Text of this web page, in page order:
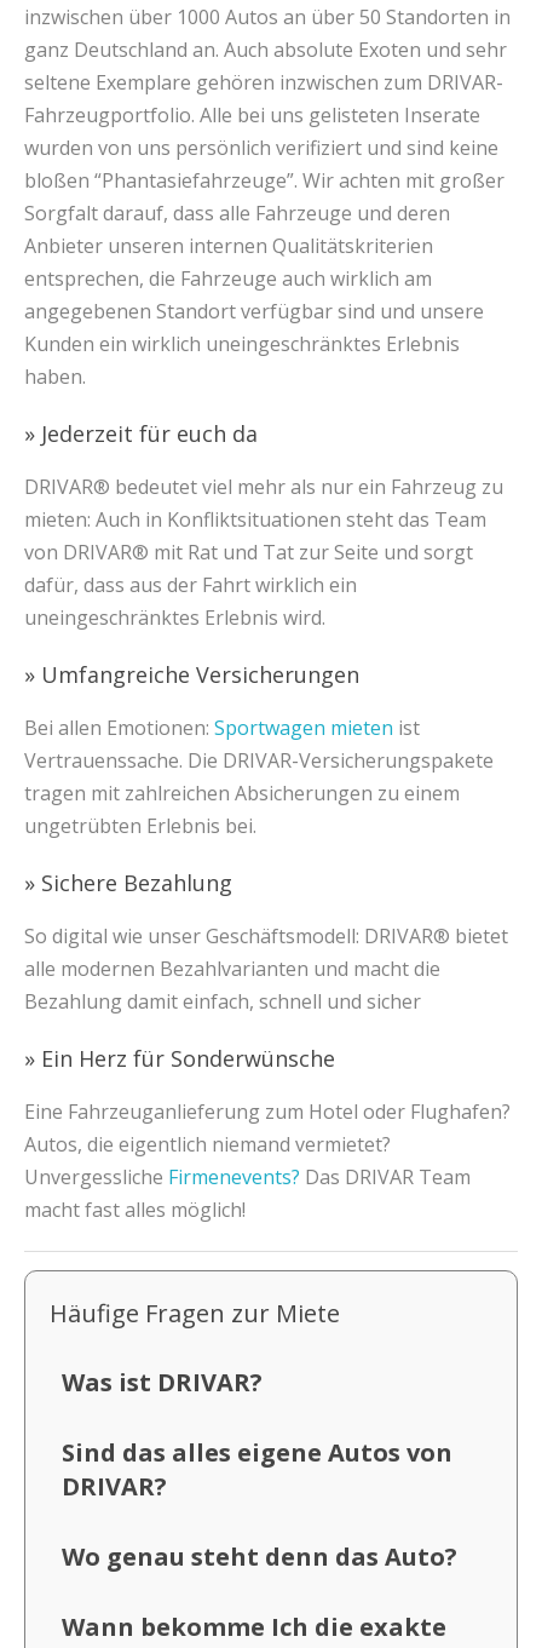
inzwischen über 1000 Autos an über 50 Standorten in
ganz Deutschland an. Auch absolute Exoten und sehr
seltene Exemplare gehören inzwischen zum DRIVAR-
Fahrzeugportfolio. Alle bei uns gelisteten Inserate
wurden von uns persönlich verifiziert und sind keine
bloßen “Phantasiefahrzeuge”. Wir achten mit großer
Sorgfalt darauf, dass alle Fahrzeuge und deren
Anbieter unseren internen Qualitätskriterien
entsprechen, die Fahrzeuge auch wirklich am
angegebenen Standort verfügbar sind und unsere
Kunden ein wirklich uneingeschränktes Erlebnis
haben.
» Jederzeit für euch da
DRIVAR® bedeutet viel mehr als nur ein Fahrzeug zu
mieten: Auch in Konfliktsituationen steht das Team
von DRIVAR® mit Rat und Tat zur Seite und sorgt
dafür, dass aus der Fahrt wirklich ein
uneingeschränktes Erlebnis wird.
» Umfangreiche Versicherungen
Bei allen Emotionen: Sportwagen mieten ist
Vertrauenssache. Die DRIVAR-Versicherungspakete
tragen mit zahlreichen Absicherungen zu einem
ungetrübten Erlebnis bei.
» Sichere Bezahlung
So digital wie unser Geschäftsmodell: DRIVAR® bietet
alle modernen Bezahlvarianten und macht die
Bezahlung damit einfach, schnell und sicher
» Ein Herz für Sonderwünsche
Eine Fahrzeuganlieferung zum Hotel oder Flughafen?
Autos, die eigentlich niemand vermietet?
Unvergessliche Firmenevents? Das DRIVAR Team
macht fast alles möglich!
Häufige Fragen zur Miete
Was ist DRIVAR?
Sind das alles eigene Autos von
DRIVAR?
Wo genau steht denn das Auto?
Wann bekomme Ich die exakte